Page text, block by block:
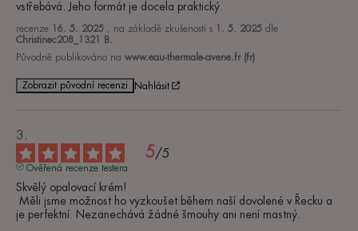
vstřebává. Jeho formát je docela praktický.
recenze 16. 5. 2025 , na základě zkušenosti s 1. 5. 2025 dle
Christinec208_1321 B.
Původně publikováno na www.eau-thermale-avene.fr (fr)
Zobrazit původní recenzi Nahlásit
5/5
Ověřená recenze testera
Skvělý opalovací krém!
je perfektní. Nezanechává žádné šmouhy ani není mastný.